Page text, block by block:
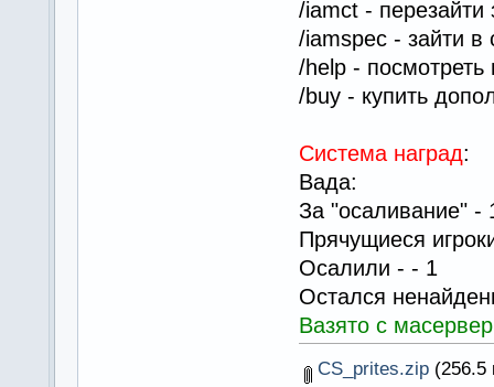
/iamct - перезайти
/iamspec - зайти в
/help - посмотреть
/buy - купить
Система наград:
Вада:
За "осаливание" -
Прячущиеся
Осалили - - 1
Остался
Вазято с
CS_prites.zip(256.5